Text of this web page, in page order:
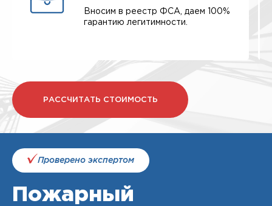
Вносим в реестр ФСА, даем 100%
гарантию легитимности.
РАССЧИТАТЬ СТОИМОСТЬ
Проверено экспертом
Пожарный